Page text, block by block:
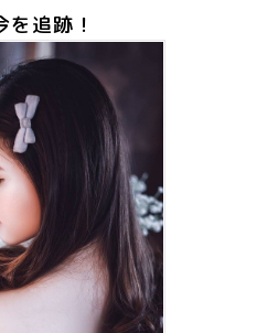
追跡！